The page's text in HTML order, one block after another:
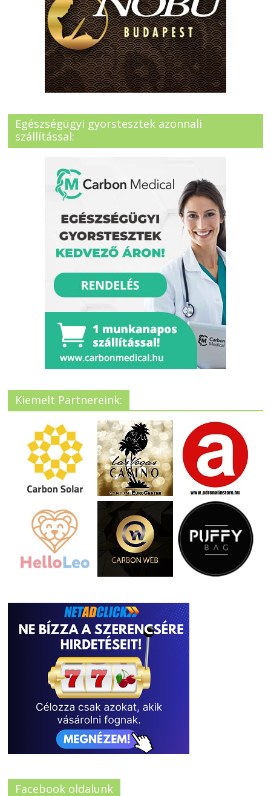
Egészségügyi gyorstesztek azonnali
szállítással:
Kiemelt Partnereink:
Facebook oldalunk